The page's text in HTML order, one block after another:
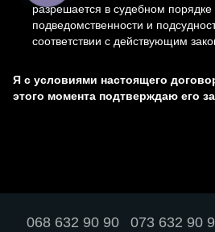
разрешается в судебном порядке
подведомственности и
соответствии с действующим
Я с условиями настоящего
этого момента подтверждаю его
068 632 90 90 073 632 90